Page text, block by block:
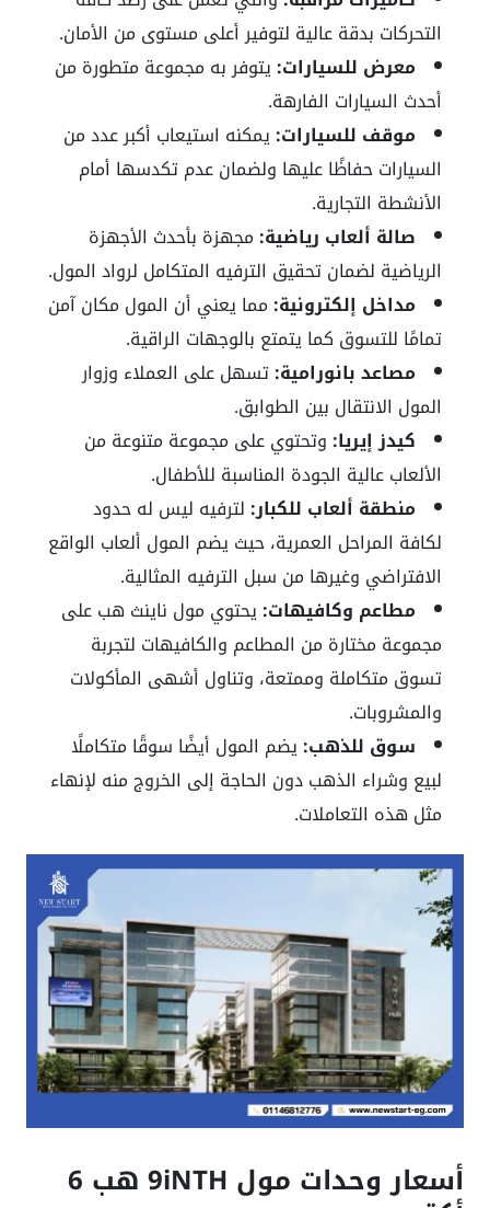
التحركات بدقة عالية لتوفير أعلى مستوى من الأمان.
معرض للسيارات:يتوفر به مجموعة متطورة من
أحدث السيارات الفارهة.
موقف للسيارات:يمكنه استيعاب أكبر عدد من
السيارات حفاظًا عليها ولضمان عدم تكدسها أمام
الأنشطة التجارية.
صالة ألعاب رياضية: مجهزة بأحدث الأجهزة
الرياضية لضمان تحقيق الترفيه المتكامل لرواد المول.
مداخل إلكترونية: مما يعني أن المول مكان آمن
تمامًا للتسوق كما يتمتع بالوجهات الراقية.
مصاعد بانورامية:تسهل على العملاء وزوار
المول الانتقال بين الطوابق.
كيدز إيريا: وتحتوي على مجموعة متنوعة من
الألعاب عالية الجودة المناسبة للأطفال.
منطقة ألعاب للكبار: لترفيه ليس له حدود
لكافة المراحل العمرية، حيث يضم المول ألعاب الواقع
الافتراضي وغيرها من سبل الترفيه المثالية.
مطاعم وكافيهات:يحتوي مول ناينث هب على
مجموعة مختارة من المطاعم والكافيهات لتجربة
تسوق متكاملة وممتعة، وتناول أشهى المأكولات
والمشروبات.
سوق للذهب:يضم المول أيضًا سوقًا متكاملًا
لبيع وشراء الذهب دون الحاجة إلى الخروج منه لإنهاء
مثل هذه التعاملات.
أسعار وحدات مول 9iNTH هب 6